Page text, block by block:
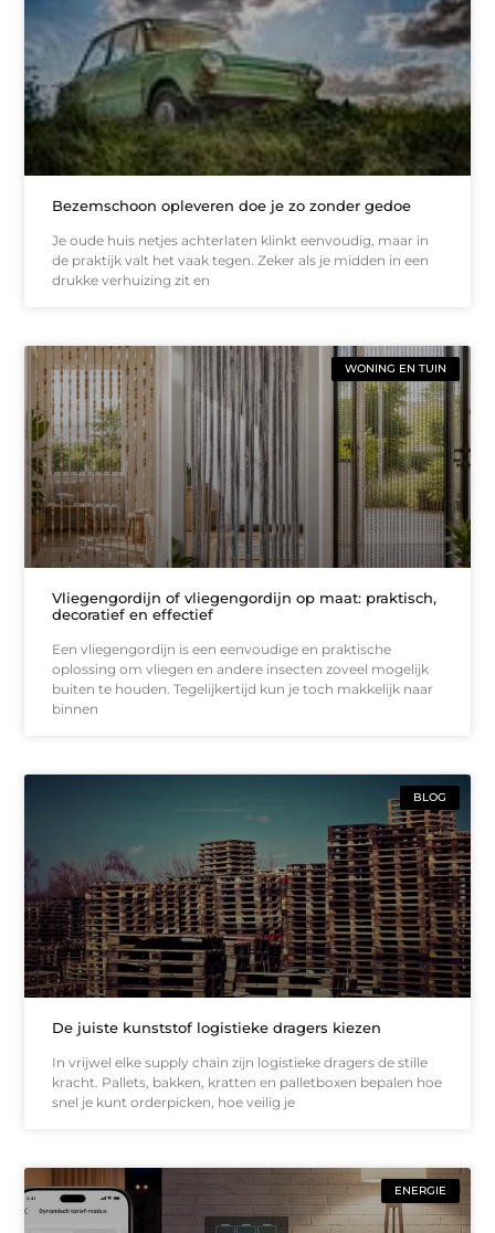
Bezemschoon opleveren doe je zo zonder gedoe
Je oude huis netjes achterlaten klinkt eenvoudig, maar in
de praktijk valt het vaak tegen. Zeker als je midden in een
drukke verhuizing zit en
WONING EN TUIN
Vliegengordijn of vliegengordijn op maat: praktisch,
decoratief en effectief
Een vliegengordijn is een eenvoudige en praktische
oplossing om vliegen en andere insecten zoveel mogelijk
buiten te houden. Tegelijkertijd kun je toch makkelijk naar
binnen
BLOG
De juiste kunststof logistieke dragers kiezen
In vrijwel elke supply chain zijn logistieke dragers de stille
kracht. Pallets, bakken, kratten en palletboxen bepalen hoe
snel je kunt orderpicken, hoe veilig je
ENERGIE